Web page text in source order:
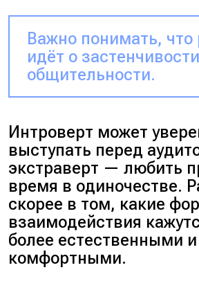
Важно понимать, что
идёт о
общительности.
Интроверт может
выступать перед
экстраверт — любить
время в одиночестве.
скорее в том, какие
взаимодействия
более естественными и
комфортными.